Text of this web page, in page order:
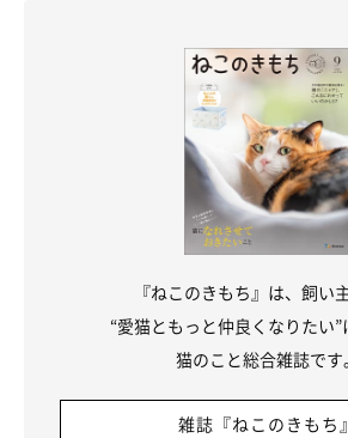
ときに愛猫のニオイを嗅ぐと癒やされるの
せな記憶が瞬時に蘇るから なのだそう！
嫌なニオイの健康チェックも兼ねて、嫌が
イを堪能しましょう♪
参考／「ねこのきもち」2015年7月『見た
ーツ！？ 猫って何で“甘い”ニオイがする
乳動物学者 川崎市環境影響評価審議会委
長 日本動物科学研究所所長 今泉忠明先生）
『ねこのきもち』は、飼い
“愛猫ともっと仲良くなりたい”
猫のこと総合雑誌です。
雑誌『ねこのきもち』